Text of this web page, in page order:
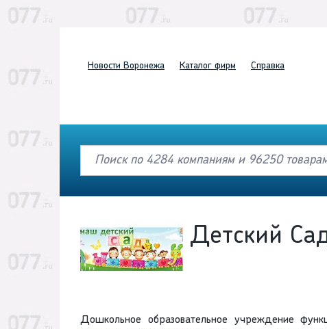
Новости Воронежа Каталог фирм Справка
Детский
Дошкольное образовательное учреждение